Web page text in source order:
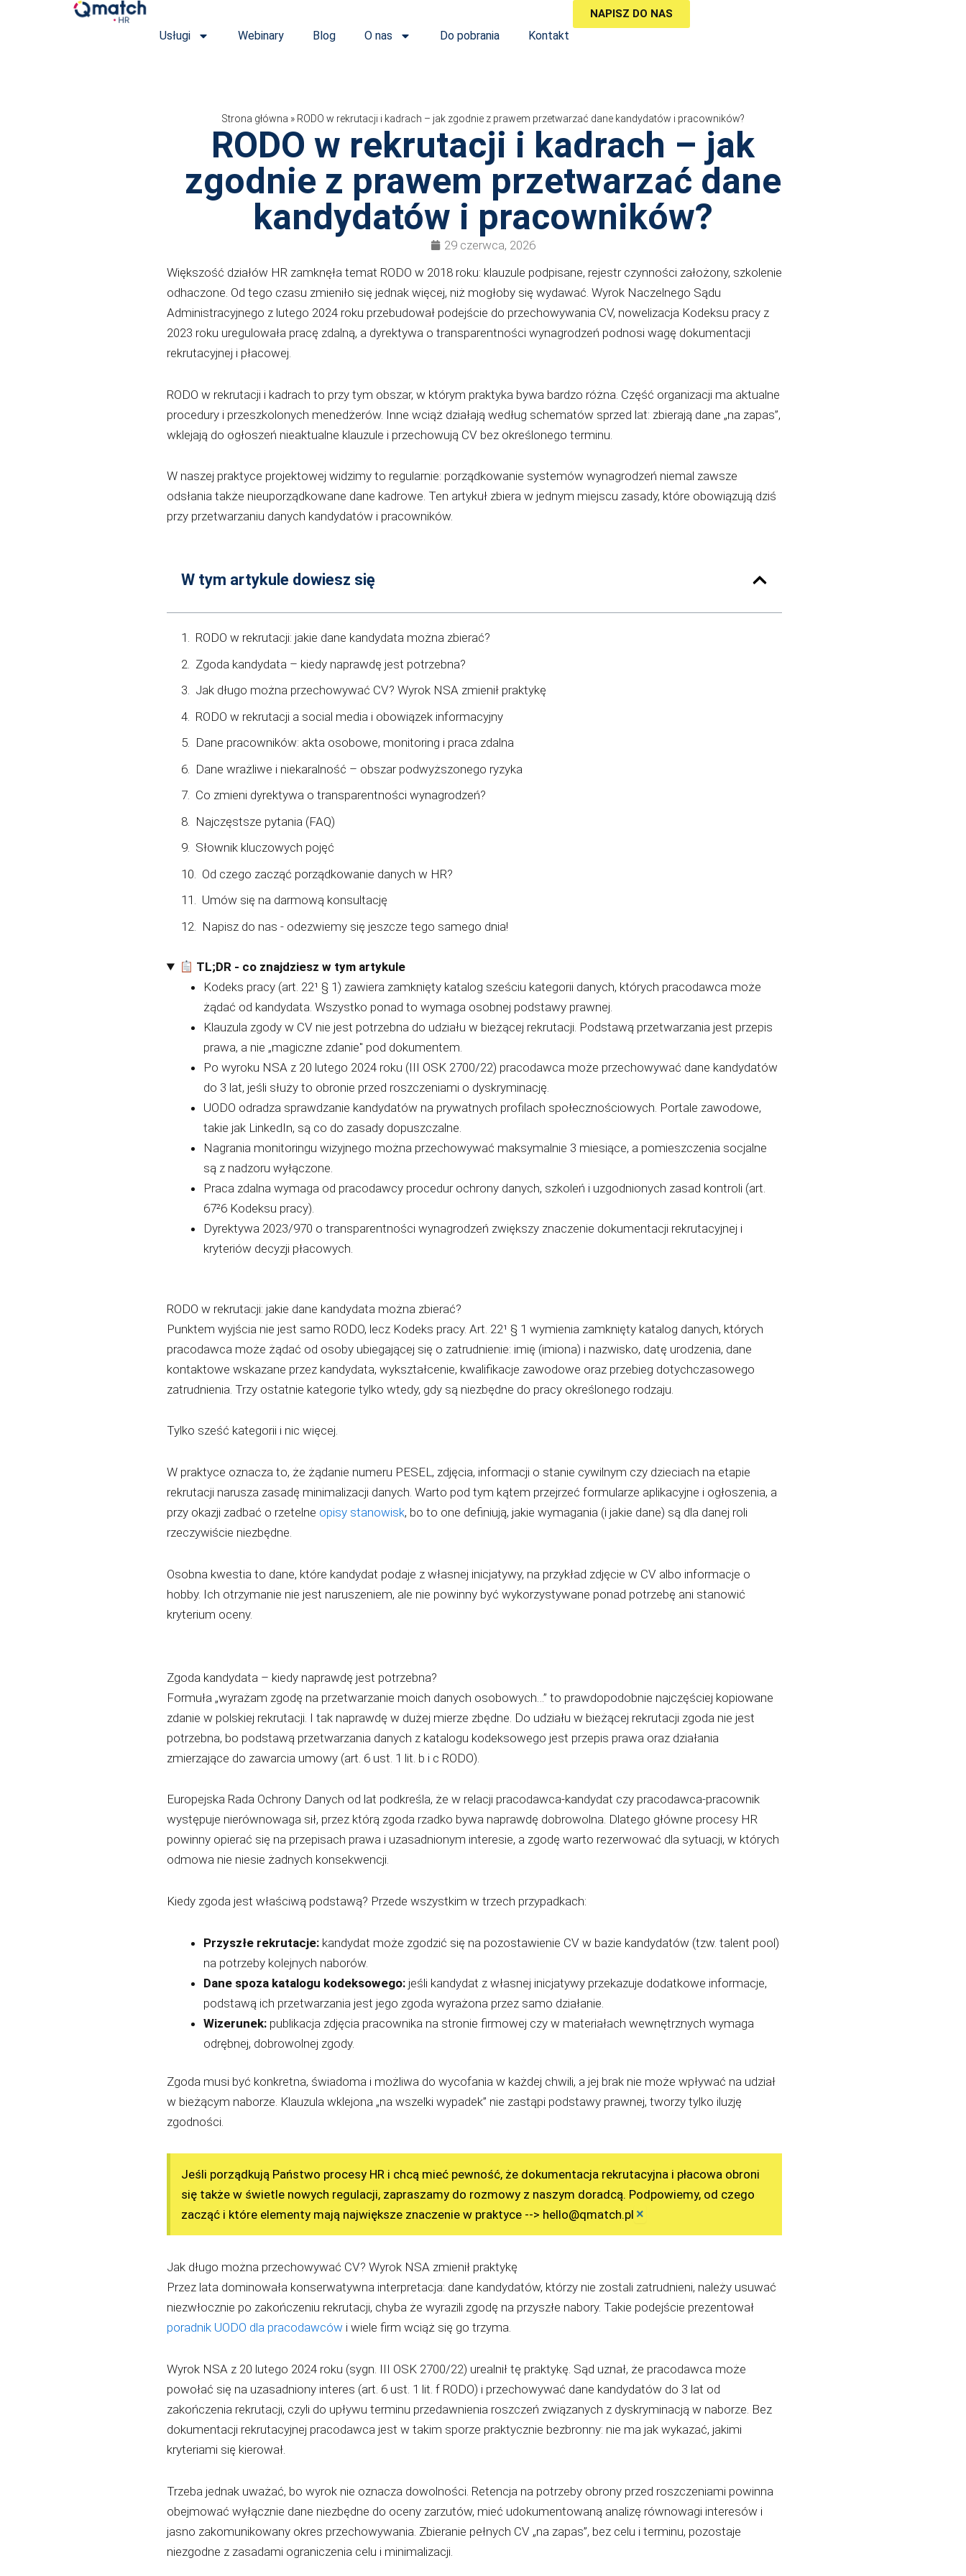
Usługi Webinary Blog O nas Do pobrania Kontakt
NAPISZ DO NAS
Strona główna » RODO w rekrutacji i kadrach – jak zgodnie z prawem przetwarzać dane kandydatów i pracowników?
RODO w rekrutacji i kadrach – jak
zgodnie z prawem przetwarzać dane
kandydatów i pracowników?
29 czerwca, 2026
Większość działów HR zamknęła temat RODO w 2018 roku: klauzule podpisane, rejestr czynności założony, szkolenie
odhaczone. Od tego czasu zmieniło się jednak więcej, niż mogłoby się wydawać. Wyrok Naczelnego Sądu
Administracyjnego z lutego 2024 roku przebudował podejście do przechowywania CV, nowelizacja Kodeksu pracy z
2023 roku uregulowała pracę zdalną, a dyrektywa o transparentności wynagrodzeń podnosi wagę dokumentacji
rekrutacyjnej i płacowej.
RODO w rekrutacji i kadrach to przy tym obszar, w którym praktyka bywa bardzo różna. Część organizacji ma aktualne
procedury i przeszkolonych menedżerów. Inne wciąż działają według schematów sprzed lat: zbierają dane „na zapas”,
wklejają do ogłoszeń nieaktualne klauzule i przechowują CV bez określonego terminu.
W naszej praktyce projektowej widzimy to regularnie: porządkowanie systemów wynagrodzeń niemal zawsze
odsłania także nieuporządkowane dane kadrowe. Ten artykuł zbiera w jednym miejscu zasady, które obowiązują dziś
przy przetwarzaniu danych kandydatów i pracowników.
W tym artykule dowiesz się
RODO w rekrutacji: jakie dane kandydata można zbierać?
Zgoda kandydata – kiedy naprawdę jest potrzebna?
Jak długo można przechowywać CV? Wyrok NSA zmienił praktykę
RODO w rekrutacji a social media i obowiązek informacyjny
Dane pracowników: akta osobowe, monitoring i praca zdalna
Dane wrażliwe i niekaralność – obszar podwyższonego ryzyka
Co zmieni dyrektywa o transparentności wynagrodzeń?
Najczęstsze pytania (FAQ)
Słownik kluczowych pojęć
Od czego zacząć porządkowanie danych w HR?
Umów się na darmową konsultację
Napisz do nas - odezwiemy się jeszcze tego samego dnia!
TL;DR - co znajdziesz w tym artykule
Kodeks pracy (art. 22¹ § 1) zawiera zamknięty katalog sześciu kategorii danych, których pracodawca może
żądać od kandydata. Wszystko ponad to wymaga osobnej podstawy prawnej.
Klauzula zgody w CV nie jest potrzebna do udziału w bieżącej rekrutacji. Podstawą przetwarzania jest przepis
prawa, a nie „magiczne zdanie" pod dokumentem.
Po wyroku NSA z 20 lutego 2024 roku (III OSK 2700/22) pracodawca może przechowywać dane kandydatów
do 3 lat, jeśli służy to obronie przed roszczeniami o dyskryminację.
UODO odradza sprawdzanie kandydatów na prywatnych profilach społecznościowych. Portale zawodowe,
takie jak LinkedIn, są co do zasady dopuszczalne.
Nagrania monitoringu wizyjnego można przechowywać maksymalnie 3 miesiące, a pomieszczenia socjalne
są z nadzoru wyłączone.
Praca zdalna wymaga od pracodawcy procedur ochrony danych, szkoleń i uzgodnionych zasad kontroli (art.
67²6 Kodeksu pracy).
Dyrektywa 2023/970 o transparentności wynagrodzeń zwiększy znaczenie dokumentacji rekrutacyjnej i
kryteriów decyzji płacowych.
RODO w rekrutacji: jakie dane kandydata można zbierać?
Punktem wyjścia nie jest samo RODO, lecz Kodeks pracy. Art. 22¹ § 1 wymienia zamknięty katalog danych, których
pracodawca może żądać od osoby ubiegającej się o zatrudnienie: imię (imiona) i nazwisko, datę urodzenia, dane
kontaktowe wskazane przez kandydata, wykształcenie, kwalifikacje zawodowe oraz przebieg dotychczasowego
zatrudnienia. Trzy ostatnie kategorie tylko wtedy, gdy są niezbędne do pracy określonego rodzaju.
Tylko sześć kategorii i nic więcej.
W praktyce oznacza to, że żądanie numeru PESEL, zdjęcia, informacji o stanie cywilnym czy dzieciach na etapie
rekrutacji narusza zasadę minimalizacji danych. Warto pod tym kątem przejrzeć formularze aplikacyjne i ogłoszenia, a
przy okazji zadbać o rzetelne opisy stanowisk, bo to one definiują, jakie wymagania (i jakie dane) są dla danej roli
rzeczywiście niezbędne.
Osobna kwestia to dane, które kandydat podaje z własnej inicjatywy, na przykład zdjęcie w CV albo informacje o
hobby. Ich otrzymanie nie jest naruszeniem, ale nie powinny być wykorzystywane ponad potrzebę ani stanowić
kryterium oceny.
Zgoda kandydata – kiedy naprawdę jest potrzebna?
Formuła „wyrażam zgodę na przetwarzanie moich danych osobowych…” to prawdopodobnie najczęściej kopiowane
zdanie w polskiej rekrutacji. I tak naprawdę w dużej mierze zbędne. Do udziału w bieżącej rekrutacji zgoda nie jest
potrzebna, bo podstawą przetwarzania danych z katalogu kodeksowego jest przepis prawa oraz działania
zmierzające do zawarcia umowy (art. 6 ust. 1 lit. b i c RODO).
Europejska Rada Ochrony Danych od lat podkreśla, że w relacji pracodawca-kandydat czy pracodawca-pracownik
występuje nierównowaga sił, przez którą zgoda rzadko bywa naprawdę dobrowolna. Dlatego główne procesy HR
powinny opierać się na przepisach prawa i uzasadnionym interesie, a zgodę warto rezerwować dla sytuacji, w których
odmowa nie niesie żadnych konsekwencji.
Kiedy zgoda jest właściwą podstawą? Przede wszystkim w trzech przypadkach:
Przyszłe rekrutacje:kandydat może zgodzić się na pozostawienie CV w bazie kandydatów (tzw. talent pool)
na potrzeby kolejnych naborów.
Dane spoza katalogu kodeksowego:jeśli kandydat z własnej inicjatywy przekazuje dodatkowe informacje,
podstawą ich przetwarzania jest jego zgoda wyrażona przez samo działanie.
Wizerunek:publikacja zdjęcia pracownika na stronie firmowej czy w materiałach wewnętrznych wymaga
odrębnej, dobrowolnej zgody.
Zgoda musi być konkretna, świadoma i możliwa do wycofania w każdej chwili, a jej brak nie może wpływać na udział
w bieżącym naborze. Klauzula wklejona „na wszelki wypadek” nie zastąpi podstawy prawnej, tworzy tylko iluzję
zgodności.
Jeśli porządkują Państwo procesy HR i chcą mieć pewność, że dokumentacja rekrutacyjna i płacowa obroni
się także w świetle nowych regulacji, zapraszamy do rozmowy z naszym doradcą. Podpowiemy, od czego
zacząć i które elementy mają największe znaczenie w praktyce --> hello@qmatch.pl ×
Jak długo można przechowywać CV? Wyrok NSA zmienił praktykę
Przez lata dominowała konserwatywna interpretacja: dane kandydatów, którzy nie zostali zatrudnieni, należy usuwać
niezwłocznie po zakończeniu rekrutacji, chyba że wyrazili zgodę na przyszłe nabory. Takie podejście prezentował
poradnik UODO dla pracodawców i wiele firm wciąż się go trzyma.
Wyrok NSA z 20 lutego 2024 roku (sygn. III OSK 2700/22) urealnił tę praktykę. Sąd uznał, że pracodawca może
powołać się na uzasadniony interes (art. 6 ust. 1 lit. f RODO) i przechowywać dane kandydatów do 3 lat od
zakończenia rekrutacji, czyli do upływu terminu przedawnienia roszczeń związanych z dyskryminacją w naborze. Bez
dokumentacji rekrutacyjnej pracodawca jest w takim sporze praktycznie bezbronny: nie ma jak wykazać, jakimi
kryteriami się kierował.
Trzeba jednak uważać, bo wyrok nie oznacza dowolności. Retencja na potrzeby obrony przed roszczeniami powinna
obejmować wyłącznie dane niezbędne do oceny zarzutów, mieć udokumentowaną analizę równowagi interesów i
jasno zakomunikowany okres przechowywania. Zbieranie pełnych CV „na zapas”, bez celu i terminu, pozostaje
niezgodne z zasadami ograniczenia celu i minimalizacji.